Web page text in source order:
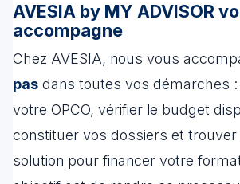
AVESIA by MY ADVISOR
accompagne
Chez AVESIA, nous vous
pas dans toutes vos démarches :
votre OPCO, vérifier le budget
constituer vos dossiers et trouver
solution pour financer votre